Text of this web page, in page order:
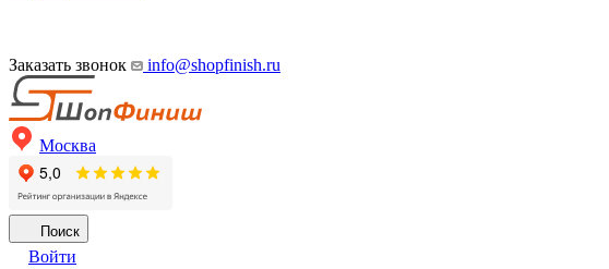
Заказать звонок info@shopfinish.ru
Москва
Поиск
Войти